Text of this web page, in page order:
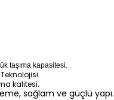
taşıma kapasitesi.
kalitesi.
sağlam ve güçlü yapı.